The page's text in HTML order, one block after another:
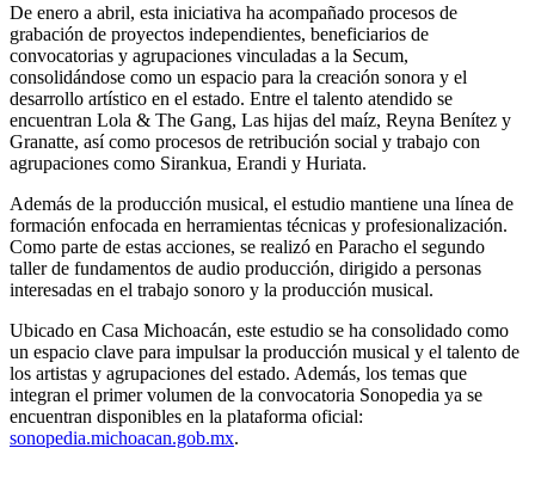
De enero a abril, esta iniciativa ha acompañado procesos de
grabación de proyectos independientes, beneficiarios de
convocatorias y agrupaciones vinculadas a la Secum,
consolidándose como un espacio para la creación sonora y el
desarrollo artístico en el estado. Entre el talento atendido se
encuentran Lola & The Gang, Las hijas del maíz, Reyna Benítez y
Granatte, así como procesos de retribución social y trabajo con
agrupaciones como Sirankua, Erandi y Huriata.
Además de la producción musical, el estudio mantiene una línea de
formación enfocada en herramientas técnicas y profesionalización.
Como parte de estas acciones, se realizó en Paracho el segundo
taller de fundamentos de audio producción, dirigido a personas
interesadas en el trabajo sonoro y la producción musical.
Ubicado en Casa Michoacán, este estudio se ha consolidado como
un espacio clave para impulsar la producción musical y el talento de
los artistas y agrupaciones del estado. Además, los temas que
integran el primer volumen de la convocatoria Sonopedia ya se
encuentran disponibles en la plataforma oficial:
sonopedia.michoacan.gob.mx.